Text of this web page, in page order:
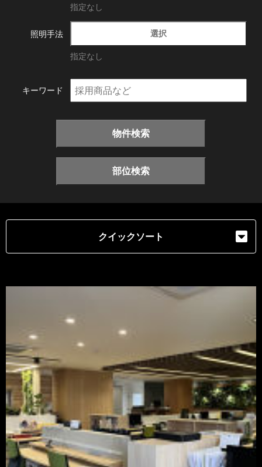
指定なし
照明手法 選択
指定なし
キーワード
物件検索
部位検索
クイックソート